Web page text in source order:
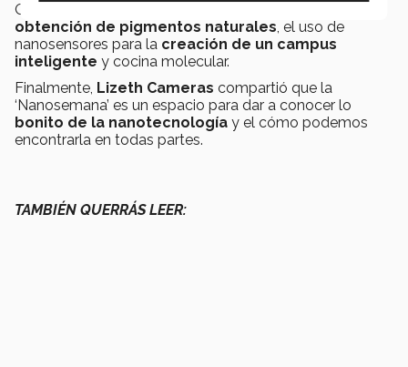
Otros temas que se vieron durante la semana fueron la
obtención de pigmentos naturales, el uso de
nanosensores para la creación de un campus
inteligente y cocina molecular.
Finalmente, Lizeth Cameras compartió que la
‘Nanosemana’ es un espacio para dar a conocer lo
bonito de la nanotecnología y el cómo podemos
encontrarla en todas partes.
TAMBIÉN QUERRÁS LEER: